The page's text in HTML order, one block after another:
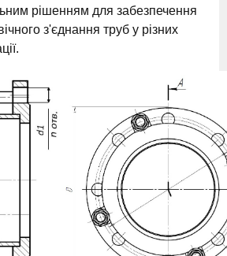
рішенням для забезпечення
з'єднання труб у різних